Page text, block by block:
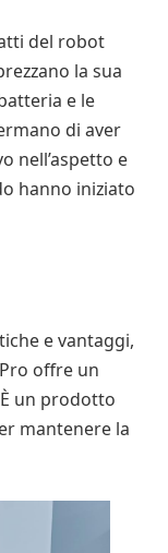
del robot
la sua
e le
di aver
nell’aspetto e
hanno iniziato
e vantaggi,
offre un
un prodotto
mantenere la